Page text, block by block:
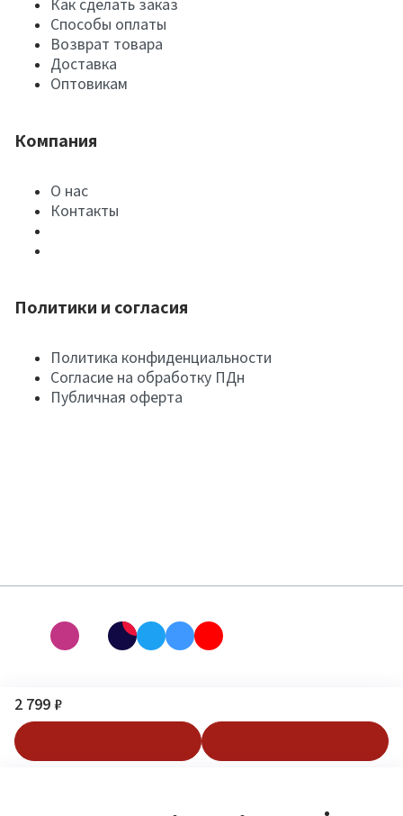
2 799 ₽
Как сделать заказ
Способы оплаты
Возврат товара
Доставка
Оптовикам
Компания
О нас
Контакты
Политики и согласия
Политика конфиденциальности
Согласие на обработку ПДн
Публичная оферта